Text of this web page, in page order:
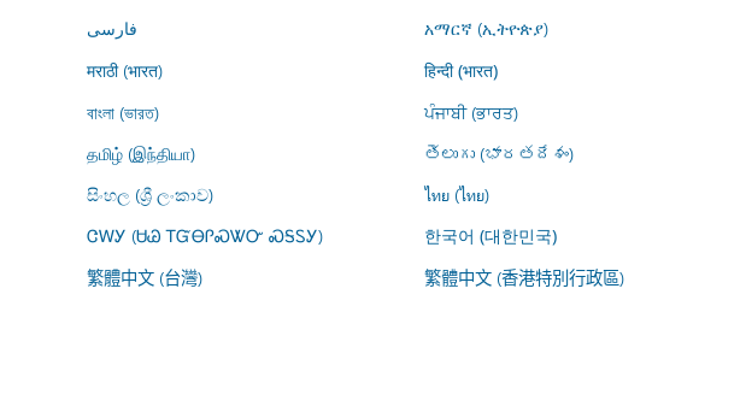
فارسى
አማርኛ (ኢትዮጵያ)
मराठी (भारत)
हिन्दी (भारत)
বাংলা (ভারত)
ਪੰਜਾਬੀ (ਭਾਰਤ)
தமிழ் (இந்தியா)
తెలుగు (భారతదేశం)
සිංහල (ශ්‍රී ලංකාව)
ไทย (ไทย)
ᏣᎳᎩ (ᏌᏊ ᎢᏳᎾᎵᏍᏔᏅ ᏍᎦᏚᎩ)
한국어 (대한민국)
繁體中文 (台灣) 繁體中文 (香港特別行政區)